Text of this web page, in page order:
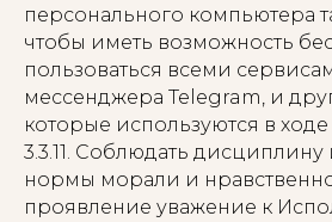
персонального компьютера
чтобы иметь возможность
пользоваться всеми
мессенджера Telegram, и
которые используются в ходе
3.3.11. Соблюдать
нормы морали и
проявление уважение к